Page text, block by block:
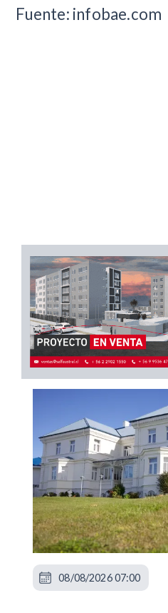
Fuente: infobae.com
08/08/2026 07:00